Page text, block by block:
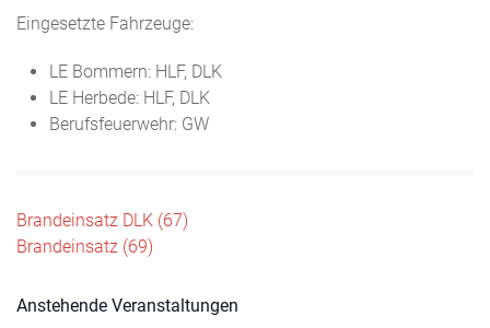
Eingesetzte Fahrzeuge:
LE Bommern: HLF, DLK
LE Herbede: HLF, DLK
Berufsfeuerwehr: GW
Beitragsnavigation
Brandeinsatz DLK (67)
Brandeinsatz (69)
Anstehende Veranstaltungen